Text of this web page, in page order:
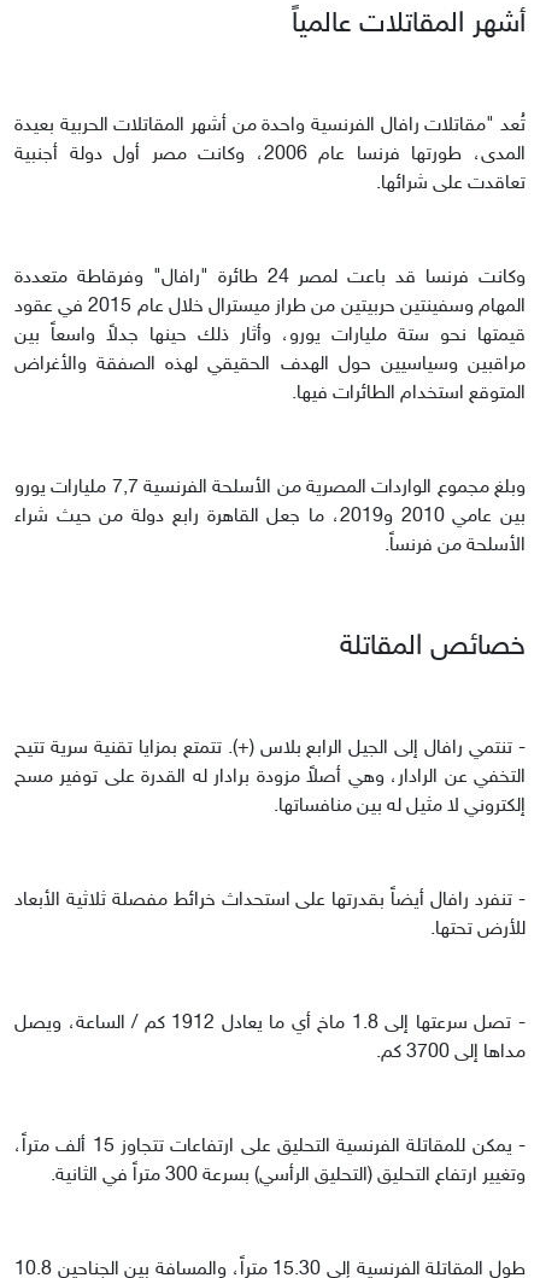
أشهر المقاتلات عالمياً
تُعد "مقاتلات رافال الفرنسية واحدة من أشهر المقاتلات الحربية بعيدة
المدى، طورتها فرنسا عام 2006، وكانت مصر أول دولة أجنبية
تعاقدت على شرائها.
وكانت فرنسا قد باعت لمصر 24 طائرة "رافال" وفرقاطة متعددة
المهام وسفينتين حربيتين من طراز ميسترال خلال عام 2015 في عقود
قيمتها نحو ستة مليارات يورو، وأثار ذلك حينها جدلاً واسعاً بين
مراقبين وسياسيين حول الهدف الحقيقي لهذه الصفقة والأغراض
المتوقع استخدام الطائرات فيها.
وبلغ مجموع الواردات المصرية من الأسلحة الفرنسية 7,7 مليارات يورو
بين عامي 2010 و2019، ما جعل القاهرة رابع دولة من حيث شراء
الأسلحة من فرنساً.
خصائص المقاتلة
- تنتمي رافال إلى الجيل الرابع بلاس (+). تتمتع بمزايا تقنية سرية تتيح
التخفي عن الرادار، وهي أصلاً مزودة برادار له القدرة على توفير مسح
إلكتروني لا مثيل له بين منافساتها.
- تنفرد رافال أيضاً بقدرتها على استحداث خرائط مفصلة ثلاثية الأبعاد
للأرض تحتها.
- تصل سرعتها إلى 1.8 ماخ أي ما يعادل 1912 كم / الساعة، ويصل
مداها إلى 3700 كم.
- يمكن للمقاتلة الفرنسية التحليق على ارتفاعات تتجاوز 15 ألف متراً،
وتغيير ارتفاع التحليق (التحليق الرأسي) بسرعة 300 متراً في الثانية.
طول المقاتلة الفرنسية إلى 15.30 متراً، والمسافة بين الجناحين 10.8